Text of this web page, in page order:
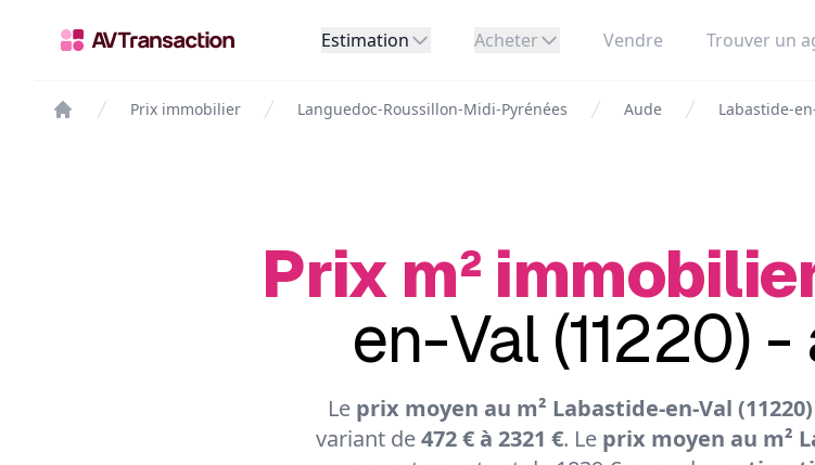
Estimation Acheter Vendre Trouver un
Prix immobilier Languedoc-Roussillon-Midi-Pyrénées Aude Labastide-
Prix m²
en-Val (11220)
Le prix moyen au m² Labastide-en-Val (11220)
variant de472 € à 2321 €. Le prix moyen au m²